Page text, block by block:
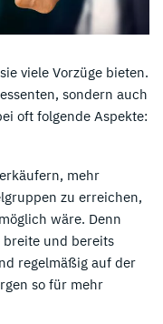
viele Vorzüge bieten.
sondern auch
oft folgende Aspekte:
mehr
zu erreichen,
wäre. Denn
breite und bereits
regelmäßig auf der
so für mehr